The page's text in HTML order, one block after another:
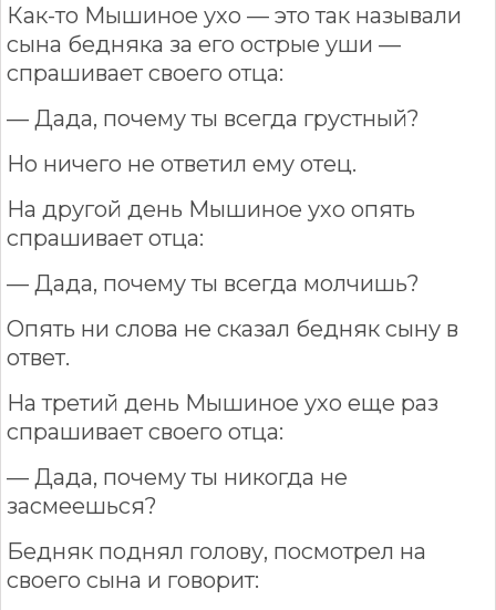
Как-то Мышиное ухо — это так называли
сына бедняка за его острые уши —
спрашивает своего отца:
— Дада, почему ты всегда грустный?
Но ничего не ответил ему отец.
На другой день Мышиное ухо опять
спрашивает отца:
— Дада, почему ты всегда молчишь?
Опять ни слова не сказал бедняк сыну в
ответ.
На третий день Мышиное ухо еще раз
спрашивает своего отца:
— Дада, почему ты никогда не
засмеешься?
Бедняк поднял голову, посмотрел на
своего сына и говорит: